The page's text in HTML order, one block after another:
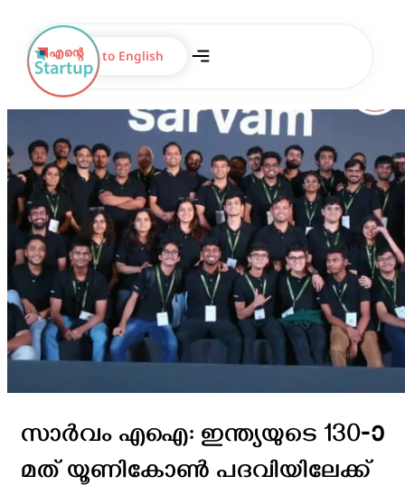
Switch to English
സാർവം എഐ: ഇന്ത്യയുടെ 130-ാ
മത് യൂണികോൺ പദവിയിലേക്ക്